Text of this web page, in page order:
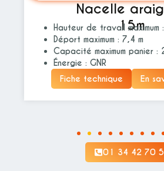
Nacelle
15m
Hauteur de travail maximum
Déport maximum : 7,4 m
Capacité maximum panier :
Énergie : GNR
Fiche technique
En
01 34 42 70